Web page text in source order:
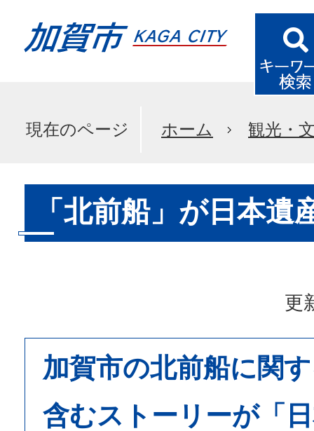
現在のページ ホーム 観光・
「北前船」が日本遺
更
加賀市の北前船に関
含むストーリーが「